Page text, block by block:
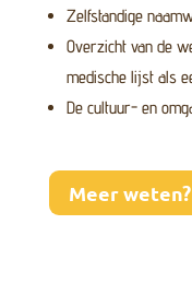
Zelfstandige
Overzicht van de
medische lijst als
De cultuur- en
Meer